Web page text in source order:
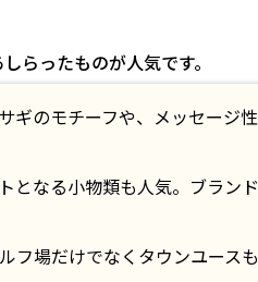
らったものが人気です。
ギのモチーフや、メッセージ
となる小物類も人気。ブラン
フ場だけでなくタウンユース